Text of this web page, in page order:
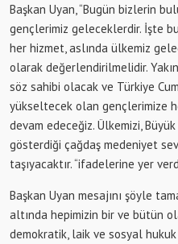
Başkan Uyan, “Bugün bizlerin
gençlerimiz geleceklerdir. İşte
her hizmet, aslında ülkemiz
olarak değerlendirilmelidir.
söz sahibi olacak ve Türkiye
yükseltecek olan gençlerimize
devam edeceğiz. Ülkemizi,
gösterdiği çağdaş medeniyet
taşıyacaktır. “ifadelerine yer
Başkan Uyan mesajını şöyle
altında hepimizin bir ve bütün
demokratik, laik ve sosyal